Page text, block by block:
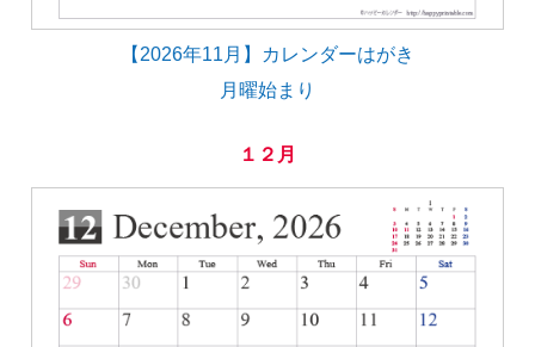
【2026年11月】カレンダーはがき
月曜始まり
１２月